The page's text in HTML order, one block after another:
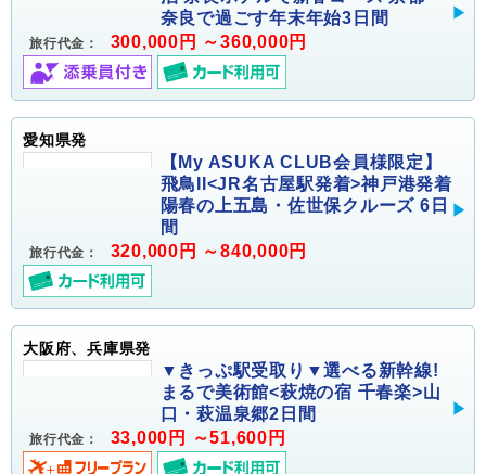
奈良で過ごす年末年始3日間
旅行代金： 300,000円 ～360,000円
愛知県発
【My ASUKA CLUB会員様限定】
飛鳥II<JR名古屋駅発着>神戸港発着
陽春の上五島・佐世保クルーズ 6日
間
旅行代金： 320,000円 ～840,000円
大阪府、兵庫県発
▼きっぷ駅受取り▼選べる新幹線!
まるで美術館<萩焼の宿 千春楽>山
口・萩温泉郷2日間
旅行代金： 33,000円 ～51,600円